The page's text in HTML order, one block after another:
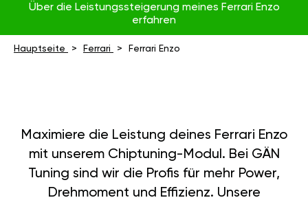
Über die Leistungssteigerung meines Ferrari Enzo
erfahren
Hauptseite Ferrari Ferrari Enzo
Maximiere die Leistung deines Ferrari Enzo
mit unserem Chiptuning-Modul. Bei GÄN
Tuning sind wir die Profis für mehr Power,
Drehmoment und Effizienz. Unsere